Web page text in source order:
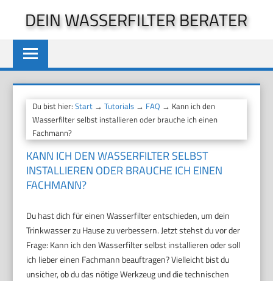
springen
DEIN WASSERFILTER BERATER
Du bist hier:Start →Tutorials → FAQ → Kann ich den
Wasserfilter selbst installieren oder brauche ich einen
Fachmann?
KANN ICH DEN WASSERFILTER SELBST
INSTALLIEREN ODER BRAUCHE ICH EINEN
FACHMANN?
Du hast dich für einen Wasserfilter entschieden, um dein
Trinkwasser zu Hause zu verbessern. Jetzt stehst du vor der
Frage: Kann ich den Wasserfilter selbst installieren oder soll
ich lieber einen Fachmann beauftragen? Vielleicht bist du
unsicher, ob du das nötige Werkzeug und die technischen